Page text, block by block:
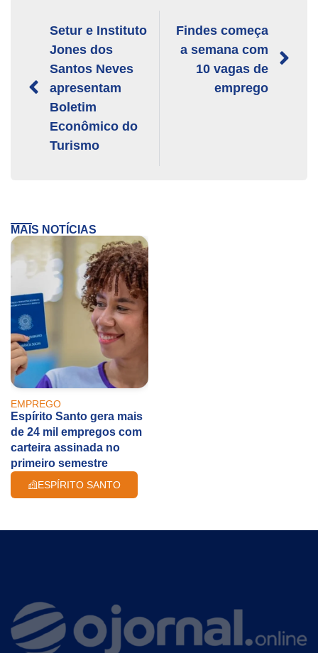
Setur e Instituto
Jones dos
Santos Neves
apresentam
Boletim
Econômico do
Turismo
Findes começa
a semana com
10 vagas de
emprego
MAIS NOTÍCIAS
EMPREGO
Espírito Santo gera mais
de 24 mil empregos com
carteira assinada no
primeiro semestre
ESPÍRITO SANTO